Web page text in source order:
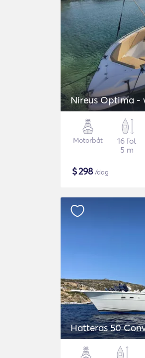
Nireus Optima -
Motorbåt
16 fot
5 m
$298/dag
Hatteras 50